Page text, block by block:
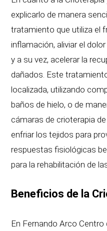
explicarlo de manera
tratamiento que utiliza el
inflamación, aliviar el
y a su vez, acelerar la
dañados. Este
localizada, utilizando
baños de hielo, o de
cámaras de crioterapia
enfriar los tejidos para
respuestas fisiológicas
para la rehabilitación de
Beneficios de la
En Fernando Arco